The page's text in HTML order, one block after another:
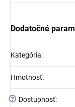
Dodatočné
Kategória:
Hmotnosť:
? Dostupnosť: